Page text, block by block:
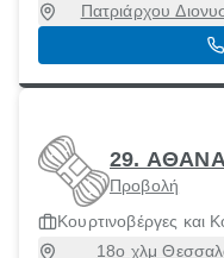
Πατριάρχου
29.
Προβολή
Κουρτινοβέργες και
18ο χλμ